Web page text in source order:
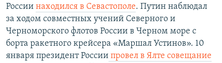
России находился в Севастополе. Путин наблюдал
за ходом совместных учений Северного и
Черноморского флотов России в Черном море с
борта ракетного крейсера «Маршал Устинов». 10
января президент России провел в Ялте совещание